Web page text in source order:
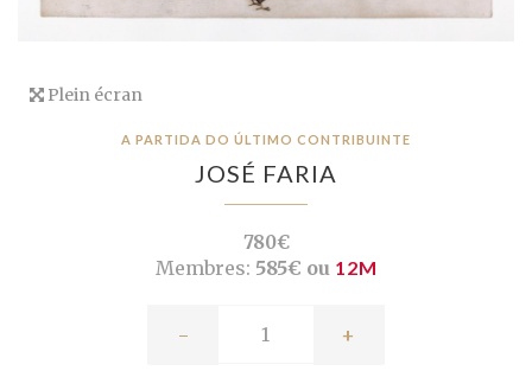
Plein écran
A PARTIDA DO ÚLTIMO CONTRIBUINTE
JOSÉ FARIA
780€
Membres: 585€ ou 12M
- +